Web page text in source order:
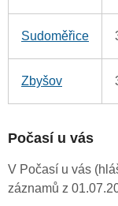
Sudoměřice
Zbyšov
Počasí u vás
V Počasí u vás
záznamů z